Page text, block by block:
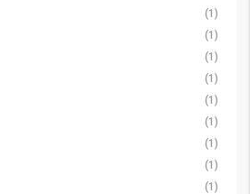
(1)
(1)
(1)
(1)
(1)
(1)
(1)
(1)
(1)